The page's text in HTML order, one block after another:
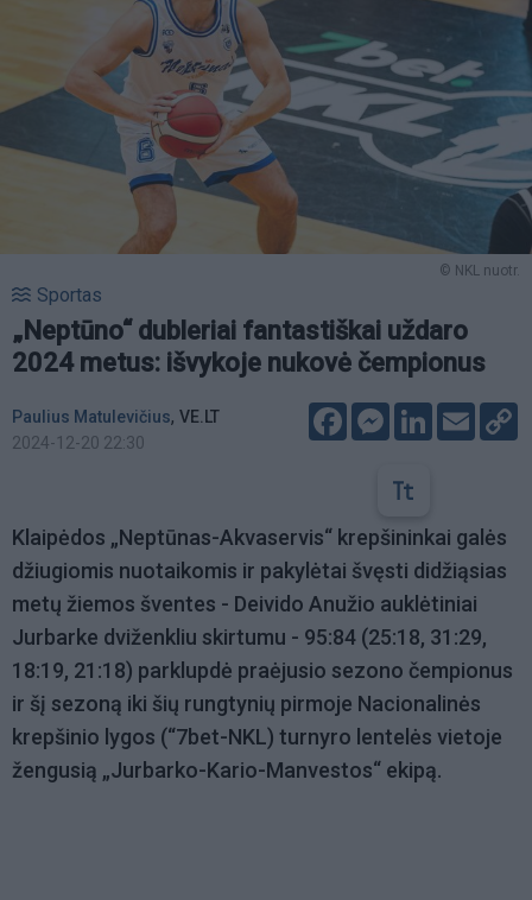
© NKL nuotr.
Sportas
„Neptūno“ dubleriai fantastiškai uždaro
2024 metus: išvykoje nukovė čempionus
Paulius Matulevičius, VE.LT
2024-12-20 22:30
FacebookMessenger
LinkedIn
Email
Klaipėdos „Neptūnas-Akvaservis“ krepšininkai galės
džiugiomis nuotaikomis ir pakylėtai švęsti didžiąsias
metų žiemos šventes - Deivido Anužio auklėtiniai
Jurbarke dviženkliu skirtumu - 95:84 (25:18, 31:29,
18:19, 21:18) parklupdė praėjusio sezono čempionus
ir šį sezoną iki šių rungtynių pirmoje Nacionalinės
krepšinio lygos (“7bet-NKL) turnyro lentelės vietoje
žengusią „Jurbarko-Kario-Manvestos“ ekipą.